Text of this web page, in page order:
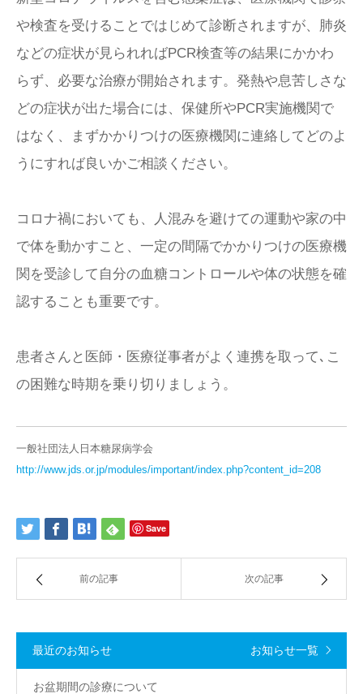
や検査を受けることではじめて診断されますが、肺炎
などの症状が見られればPCR検査等の結果にかかわ
らず、必要な治療が開始されます。発熱や息苦しさな
どの症状が出た場合には、保健所やPCR実施機関で
はなく、まずかかりつけの医療機関に連絡してどのよ
うにすれば良いかご相談ください。
コロナ禍においても、人混みを避けての運動や家の中
で体を動かすこと、一定の間隔でかかりつけの医療機
関を受診して自分の血糖コントロールや体の状態を確
認することも重要です。
患者さんと医師・医療従事者がよく連携を取って､こ
の困難な時期を乗り切りましょう。
一般社団法人日本糖尿病学会
http://www.jds.or.jp/modules/important/index.php?content_id=208
Save
前の記事 次の記事
最近のお知らせ お知らせ一覧
お盆期間の診療について